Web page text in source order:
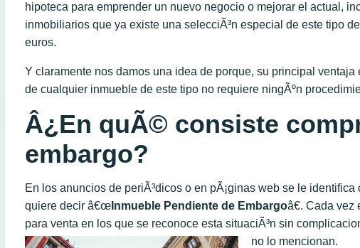
hipoteca para emprender un nuevo negocio o mejorar el actual,
inmobiliarios que ya existe una selecciÃ³n especial de este tipo
euros.
Y claramente nos damos una idea de porque, su principal
de cualquier inmueble de este tipo no requiere ningÃºn
Â¿En quÃ© consiste
embargo?
En los anuncios de periÃ³dicos o en pÃ¡ginas web se le identifica
quiere decir â€œ Inmueble Pendiente de Embargoâ€. Cada
para venta en los que se reconoce esta situaciÃ³n sin
no lo mencionan.